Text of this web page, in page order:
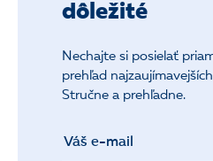
dôležité
Nechajte si posielať
prehľad
Stručne a prehľadne.